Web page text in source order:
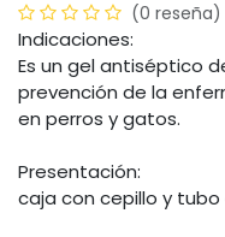
(0 reseña)
Indicaciones:
Es un gel antiséptico
prevención de la
en perros y gatos.
Presentación:
caja con cepillo y tubo